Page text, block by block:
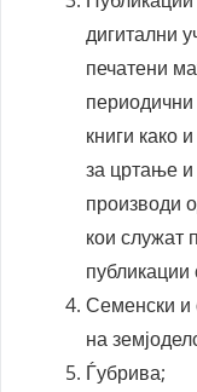
дигитални
печатени
периодични
книги како
за цртање
производи
кои служат
Семенски и
на
Ѓубрива;